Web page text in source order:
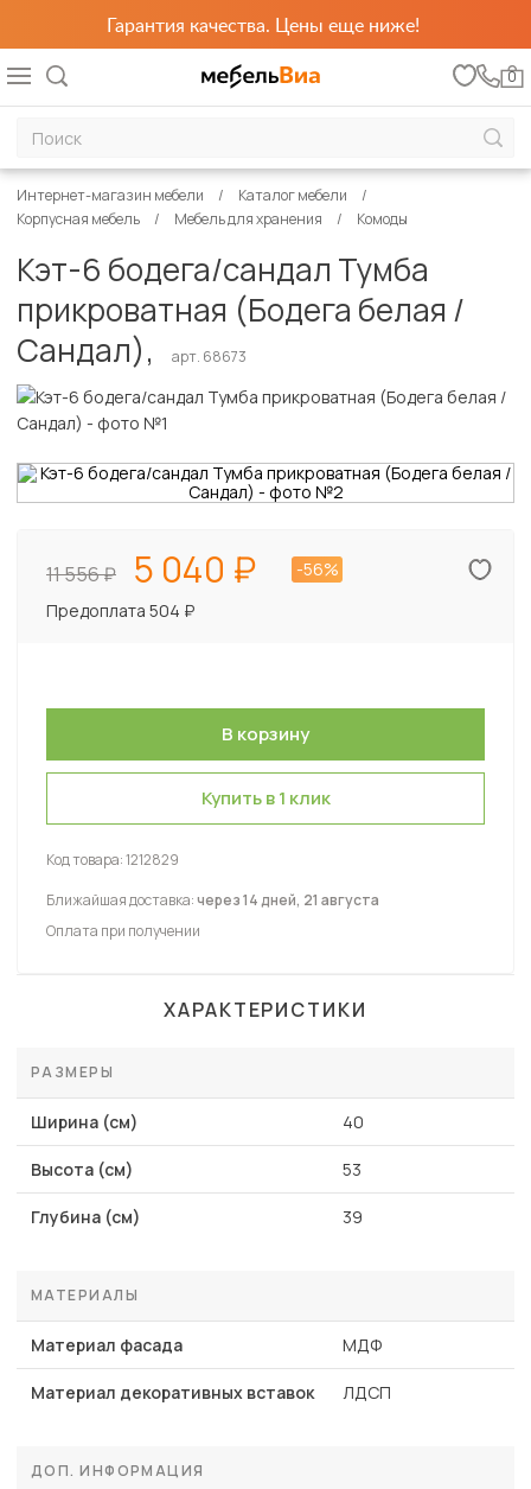
Гарантия качества. Цены еще ниже!
0
Интернет-магазин мебели
Каталог мебели
Корпусная мебель
Мебель для хранения Комоды
Кэт-6 бодега/сандал Тумба
прикроватная (Бодега белая /
Сандал),
арт. 68673
11 556 5 040
-56%
Предоплата 504 ₽
Купить в 1 клик
Код товара:1212829
Ближайшая доставка:через 14 дней, 21 августа
Оплата при получении
ХАРАКТЕРИСТИКИ
РАЗМЕРЫ
Ширина (см) 40
Высота (см) 53
Глубина (см) 39
МАТЕРИАЛЫ
Материал фасада МДФ
Материал декоративных вставок ЛДСП
ДОП. ИНФОРМАЦИЯ